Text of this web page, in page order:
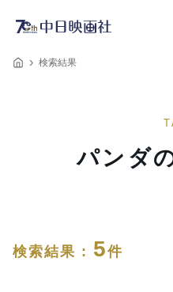
検索結果
パンダ
検索結果 : 5件